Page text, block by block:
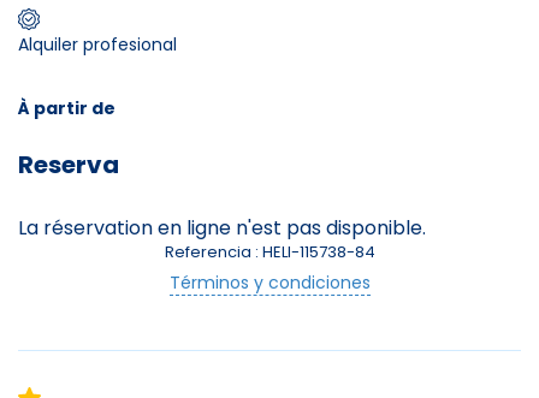
Etudiants - +
?
Alquiler profesional
À partir de
Reserva
La réservation en ligne n'est pas disponible.
Referencia : HELI-115738-84
Términos y condiciones